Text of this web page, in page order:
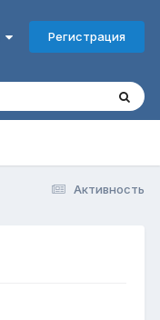
Регистрация
Активность